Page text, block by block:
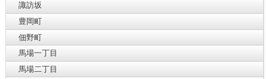
諏訪坂
豊岡町
佃野町
馬場一丁目
馬場二丁目